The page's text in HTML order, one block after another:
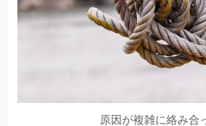
原因が複雑に絡み合